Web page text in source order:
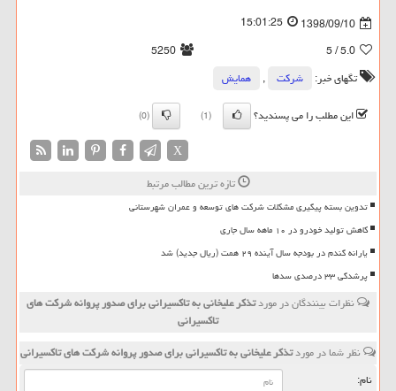
1398/09/10
15:01:25
5.0
/ 5
5250
تگهای خبر:
شركت ,
همایش
این مطلب را می پسندید؟
(1)
(0)
X
تازه ترین مطالب مرتبط
تدوین بسته پیگیری مشکلات شرکت های توسعه و عمران شهرستانی
کاهش تولید خودرو در ۱۰ ماهه سال جاری
یارانه گندم در بودجه سال آینده ۲۹ همت (ریال جدید) شد
پرشدگی ۳۳ درصدی سدها
نظرات بینندگان در موردتذكر علیخانی به تاكسیرانی برای صدور پروانه شركت های
تاكسیرانی
نظر شما در موردتذكر علیخانی به تاكسیرانی برای صدور پروانه شركت های تاكسیرانی
نام: